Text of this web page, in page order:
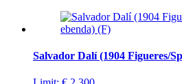
Salvador Dalí (1904 Figueres/